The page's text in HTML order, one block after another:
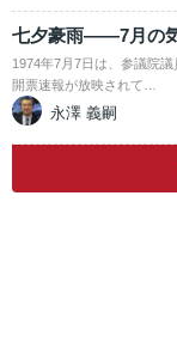
七夕豪雨――7月の
1974年7月7日は、参議院
開票速報が放映されて…
永澤 義嗣